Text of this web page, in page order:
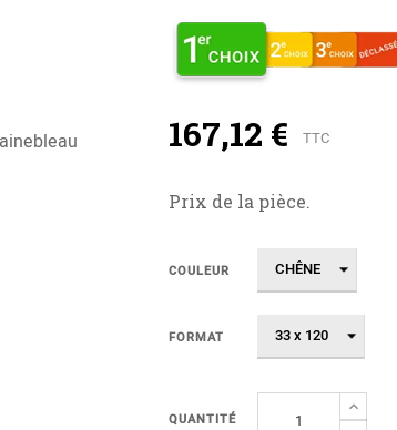
167,12 € TTC
Prix de la pièce.
COULEUR
FORMAT
QUANTITÉ